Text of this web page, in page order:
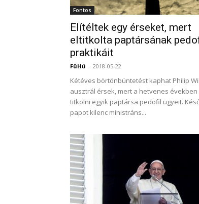
Fontos
Elítéltek egy érseket, mert
eltitkolta paptársának
praktikáit
FüHü - 2018-05-22
Kétéves börtönbüntetést kaphat Philip
ausztrál érsek, mert a hetvenes
titkolni egyik paptársa pedofil ügyeit.
papot kilenc ministráns...